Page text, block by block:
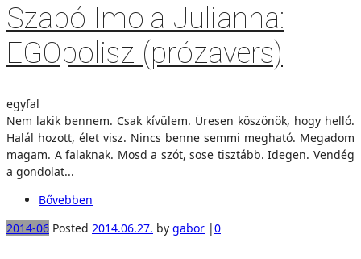
Szabó Imola Julianna:
EGOpolisz (prózavers)
egyfal
Nem lakik bennem. Csak kívülem. Üresen köszönök, hogy helló.
Halál hozott, élet visz. Nincs benne semmi megható. Megadom
magam. A falaknak. Mosd a szót, sose tisztább. Idegen. Vendég
a gondolat...
Bővebben
2014-06 Posted 2014.06.27. by gabor |0